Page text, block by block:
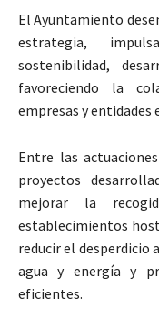
El Ayuntamiento
estrategia,
sostenibilidad,
favoreciendo la
empresas y entidades
Entre las
proyectos
mejorar la
establecimientos
reducir el
agua y energía y
eficientes.